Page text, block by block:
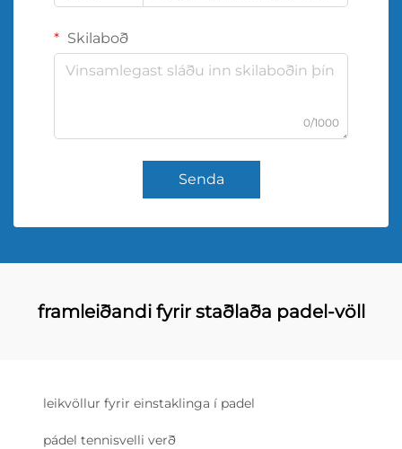
Skilaboð
0/1000
Senda
framleiðandi fyrir staðlaða padel-völl
leikvöllur fyrir einstaklinga í padel
pádel tennisvelli verð